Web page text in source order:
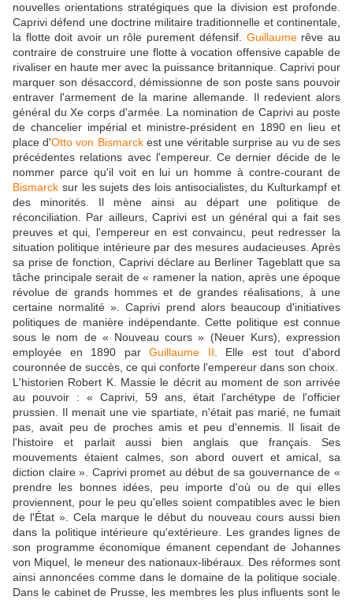
nouvelles orientations stratégiques que la division est profonde.
Caprivi défend une doctrine militaire traditionnelle et continentale,
la flotte doit avoir un rôle purement défensif. Guillaumerêve au
contraire de construire une flotte à vocation offensive capable de
rivaliser en haute mer avec la puissance britannique. Caprivi pour
marquer son désaccord, démissionne de son poste sans pouvoir
entraver l'armement de la marine allemande. Il redevient alors
général du Xe corps d'armée. La nomination de Caprivi au poste
de chancelier impérial et ministre-président en 1890 en lieu et
place d'Otto von Bismarckest une véritable surprise au vu de ses
précédentes relations avec l'empereur. Ce dernier décide de le
nommer parce qu'il voit en lui un homme à contre-courant de
Bismarck sur les sujets des lois antisocialistes, du Kulturkampf et
des minorités. Il mène ainsi au départ une politique de
réconciliation. Par ailleurs, Caprivi est un général qui a fait ses
preuves et qui, l'empereur en est convaincu, peut redresser la
situation politique intérieure par des mesures audacieuses. Après
sa prise de fonction, Caprivi déclare au Berliner Tageblatt que sa
tâche principale serait de « ramener la nation, après une époque
révolue de grands hommes et de grandes réalisations, à une
certaine normalité ». Caprivi prend alors beaucoup d'initiatives
politiques de manière indépendante. Cette politique est connue
sous le nom de « Nouveau cours » (Neuer Kurs), expression
employée en 1890 parGuillaume II . Elle est tout d'abord
couronnée de succès, ce qui conforte l'empereur dans son choix.
L'historien Robert K. Massie le décrit au moment de son arrivée
au pouvoir : « Caprivi, 59 ans, était l'archétype de l'officier
prussien. Il menait une vie spartiate, n'était pas marié, ne fumait
pas, avait peu de proches amis et peu d'ennemis. Il lisait de
l'histoire et parlait aussi bien anglais que français. Ses
mouvements étaient calmes, son abord ouvert et amical, sa
diction claire ». Caprivi promet au début de sa gouvernance de «
prendre les bonnes idées, peu importe d'où ou de qui elles
proviennent, pour le peu qu'elles soient compatibles avec le bien
de l'État ». Cela marque le début du nouveau cours aussi bien
dans la politique intérieure qu'extérieure. Les grandes lignes de
son programme économique émanent cependant de Johannes
von Miquel, le meneur des nationaux-libéraux. Des réformes sont
ainsi annoncées comme dans le domaine de la politique sociale.
Dans le cabinet de Prusse, les membres les plus influents sont le